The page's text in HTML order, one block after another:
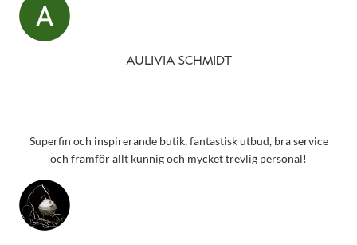
AULIVIA SCHMIDT
Superfin och inspirerande butik, fantastisk utbud, bra service
och framför allt kunnig och mycket trevlig personal!